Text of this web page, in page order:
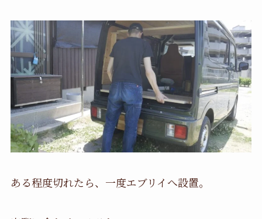
ある程度切れたら、一度エブリイへ設置。